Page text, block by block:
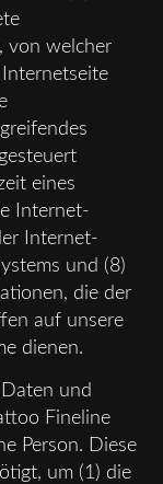
von welcher
eines
Internet-
Internet-
und (8)
die der
auf unsere
dienen.
und
Fineline
Person. Diese
um (1) die